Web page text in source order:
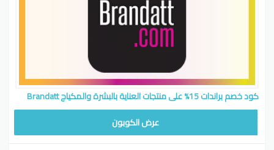
كود خصم براندات 15% على منتجات العناية بالبشرة والمكياج Brandatt
عرض الكوبون